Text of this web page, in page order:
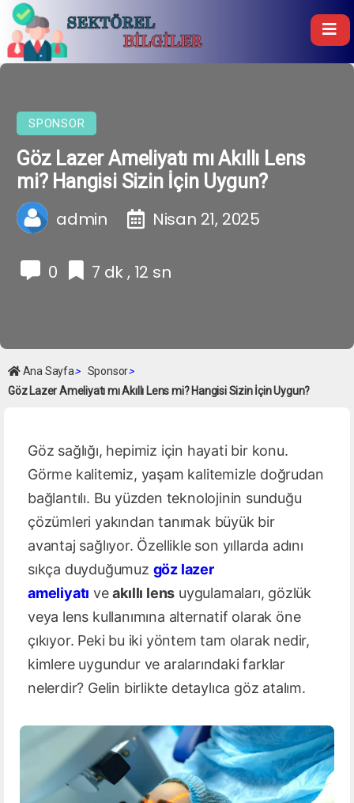
SPONSOR
Göz Lazer Ameliyatı mı Akıllı Lens
mi? Hangisi Sizin İçin Uygun?
admin Nisan 21, 2025
0 7 dk , 12 sn
Ana Sayfa> Sponsor>
Göz Lazer Ameliyatı mı Akıllı Lens mi? Hangisi Sizin İçin Uygun?
Göz sağlığı, hepimiz için hayati bir konu.
Görme kalitemiz, yaşam kalitemizle doğrudan
bağlantılı. Bu yüzden teknolojinin sunduğu
çözümleri yakından tanımak büyük bir
avantaj sağlıyor. Özellikle son yıllarda adını
sıkça duyduğumuz göz lazer
ameliyatı veakıllı lens uygulamaları, gözlük
veya lens kullanımına alternatif olarak öne
çıkıyor. Peki bu iki yöntem tam olarak nedir,
kimlere uygundur ve aralarındaki farklar
nelerdir? Gelin birlikte detaylıca göz atalım.